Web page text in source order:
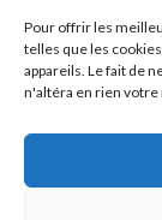
Pour offrir les
telles que les
appareils. Le fait de
n'altéra en rien votre
Éditions
04 72 49 52 49
3 Avenue Jean